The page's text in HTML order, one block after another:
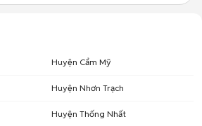
Huyện Cẩm Mỹ
Huyện Nhơn Trạch
Huyện Thống Nhất